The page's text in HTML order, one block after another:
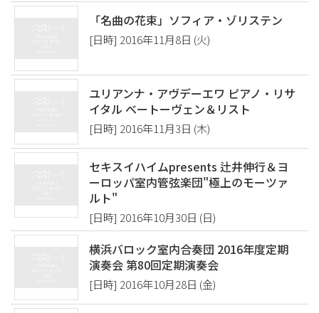
「名曲の花束」ソフィア・ゾリステン
[日時] 2016年11月8日 (火)
ユリアンナ・アヴデーエワ ピアノ・リサ
イタル ベートーヴェン＆リスト
[日時] 2016年11月3日 (木)
セキスイハイムpresents 辻井伸行＆ヨ
ーロッパ室内管弦楽団"極上のモーツァ
ルト"
[日時] 2016年10月30日 (日)
横浜バロック室内合奏団 2016年度定期
演奏会 第80回定期演奏会
[日時] 2016年10月28日 (金)